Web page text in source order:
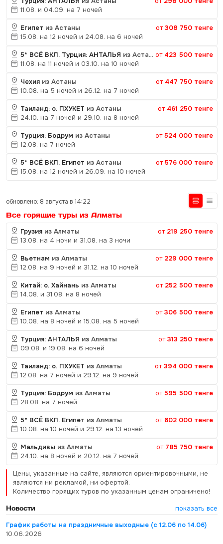
11.08. и 04.09. на 7 ночей
Египет из Астаны от308 750 тенге
15.08. на 12 ночей и 24.08. на 6 ночей
5* ВСЁ ВКЛ. Турция: АНТАЛЬЯ из Астаны от 423 500 тенге
11.08. на 11 ночей и 03.10. на 10 ночей
Чехия из Астаны от 447 750 тенге
10.08. на 5 ночей и 26.12. на 7 ночей
Таиланд: о. ПХУКЕТ из Астаны от 461 250 тенге
24.10. на 7 ночей и 29.10. на 8 ночей
Турция: Бодрум из Астаны от524 000 тенге
12.08. на 7 ночей
5* ВСЁ ВКЛ. Египет из Астаны от576 000 тенге
15.08. на 12 ночей и 26.09. на 10 ночей
Все горящие туры из Алматы
обновлено: 8 августа в 14:22
Грузия из Алматы от 219 250 тенге
13.08. на 4 ночи и 31.08. на 3 ночи
Вьетнам из Алматы от 229 000 тенге
12.08. на 9 ночей и 31.12. на 10 ночей
Китай: о. Хайнань из Алматы от 252 500 тенге
14.08. и 31.08. на 8 ночей
Египет из Алматы от306 500 тенге
10.08. на 8 ночей и 15.08. на 5 ночей
Турция: АНТАЛЬЯ из Алматы от313 250 тенге
09.08. и 19.08. на 6 ночей
Таиланд: о. ПХУКЕТ из Алматы от394 000 тенге
12.08. на 7 ночей и 29.12. на 9 ночей
Турция: Бодрум из Алматы от595 500 тенге
28.08. на 7 ночей
5* ВСЁ ВКЛ. Египет из Алматы от 602 000 тенге
10.08. на 10 ночей и 29.12. на 13 ночей
Мальдивы из Алматы от 785 750 тенге
24.10. на 8 ночей и 20.12. на 7 ночей
Цены, указанные на сайте, являются ориентировочными, не
являются ни рекламой, ни офертой.
Количество горящих туров по указанным ценам ограничено!
Новости
показать все
График работы на праздничные выходные (с 12.06 по 14.06)
10.06.2026